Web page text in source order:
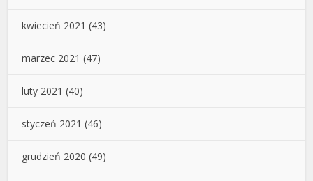
kwiecień 2021 (43)
marzec 2021 (47)
luty 2021 (40)
styczeń 2021 (46)
grudzień 2020 (49)